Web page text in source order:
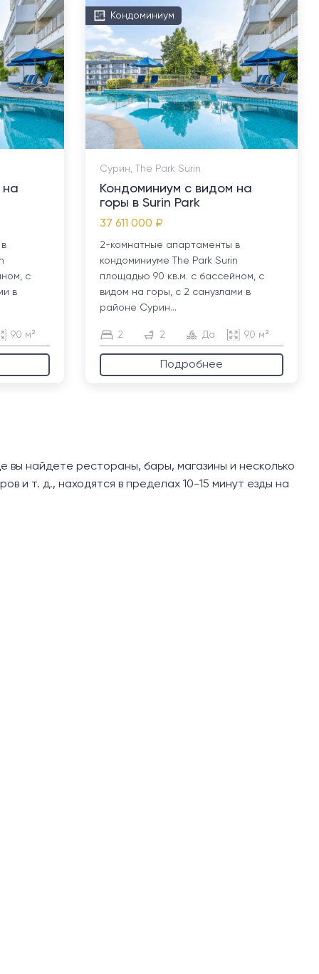
на
с
в
90 м²
Кондоминиум
Сурин, The Park Surin
Кондоминиум с видом на
горы в Surin Park
37 611 000 ₽
2-комнатные апартаменты в
кондоминиуме The Park Surin
площадью 90 кв.м. с бассейном, с
видом на горы, с 2 санузлами в
районе Сурин...
2 2 Да 90 м²
Подробнее
вы найдете рестораны, бары, магазины и несколько
и т. д., находятся в пределах 10-15 минут езды на